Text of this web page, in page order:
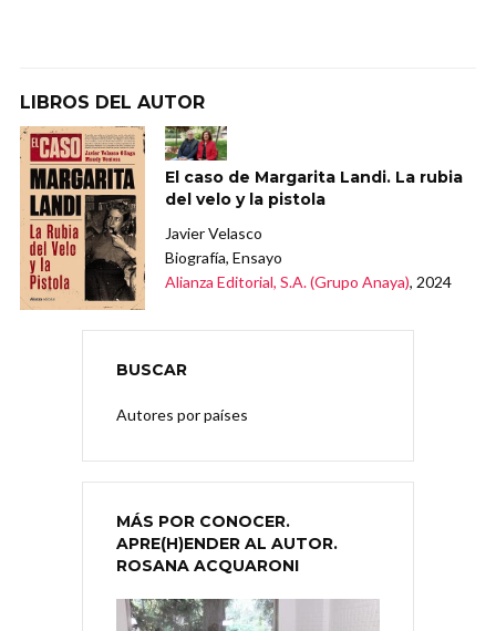
LIBROS DEL AUTOR
El caso de Margarita Landi. La rubia
del velo y la pistola
Javier Velasco
Biografía, Ensayo
Alianza Editorial, S.A. (Grupo Anaya), 2024
BUSCAR
Autores por países
MÁS POR CONOCER.
APRE(H)ENDER AL AUTOR.
ROSANA ACQUARONI